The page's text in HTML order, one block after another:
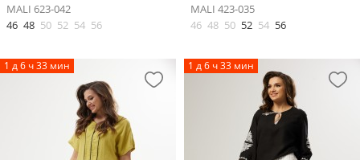
MALI 623-042
46 48 50 52 54 56
MALI 423-035
46 48 50 52 54 56
1 д 6 ч 33 мин 1 д 6 ч 33 мин